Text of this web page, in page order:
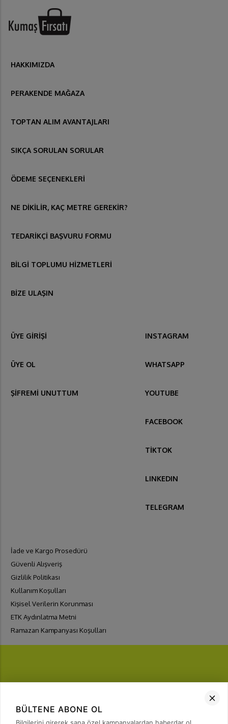
HAKKIMIZDA
PERAKENDE MAĞAZA
TOPTAN ALIM AVANTAJLARI
SIKÇA SORULAN SORULAR
ÖDEME SEÇENEKLERİ
NE DİKİLİR, KAÇ METRE GEREKİR?
TEDARİKÇİ BAŞVURU FORMU
BİLGİ TOPLUMU HİZMETLERİ
BİZE ULAŞIN
ÜYE GİRİŞİ
ÜYE OL
ŞİFREMİ UNUTTUM
INSTAGRAM
WHATSAPP
YOUTUBE
FACEBOOK
TİKTOK
LINKEDIN
TELEGRAM
İade ve Kargo Prosedürü
Güvenli Alışveriş
Gizlilik Politikası
Kullanım Koşulları
Kişisel Verilerin Korunması
ETK Aydınlatma Metni
Ramazan Kampanyası Koşulları
FIRSATLARI YAKALA
Bülten Üyeliği
BÜLTENE ABONE OL